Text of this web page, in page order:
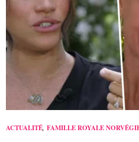
ACTUALITÉ, FAMILLE ROYALE